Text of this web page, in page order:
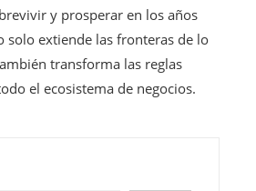
y prosperar en los años
solo extiende las fronteras de lo
transforma las reglas
el ecosistema de negocios.